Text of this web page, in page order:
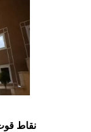
نقاط